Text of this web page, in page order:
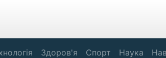
Здоров'я Спорт Наука